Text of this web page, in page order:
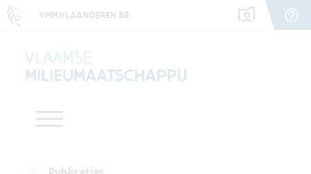
VMM.VLAANDEREN.BE
VLAAMSE
MILIEUMAATSCHAPPIJ